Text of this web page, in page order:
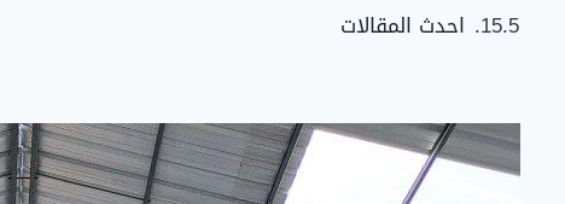
احدث المقالات